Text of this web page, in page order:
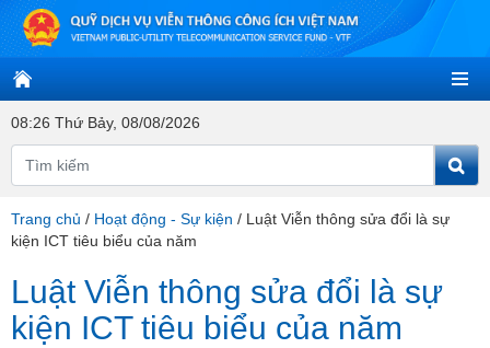
08:26 Thứ Bảy, 08/08/2026
Trang chủ / Hoạt động - Sự kiện / Luật Viễn thông sửa đổi là sự
kiện ICT tiêu biểu của năm
Luật Viễn thông sửa đổi là sự
kiện ICT tiêu biểu của năm